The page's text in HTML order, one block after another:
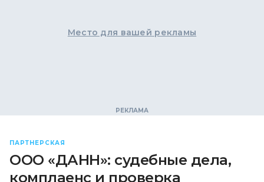
Место для вашей рекламы
ПАРТНЕРСКАЯ
ООО «ДАНН»: судебные дела,
комплаенс и проверка